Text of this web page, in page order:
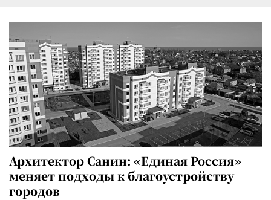
Архитектор Санин: «Единая Россия»
меняет подходы к благоустройству
городов